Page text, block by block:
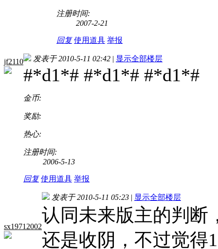
注册时间:
2007-2-21
回复 使用道具 举报
jf2110 发表于 2010-5-11 02:42 | 显示全部楼层
#*d1*# #*d1*# #*d1*#
金币:
奖励:
热心:
注册时间:
2006-5-13
回复 使用道具 举报
sx19712002
发表于 2010-5-11 05:23 | 显示全部楼层
认同未来版主的判断
还是收阴，不过觉得